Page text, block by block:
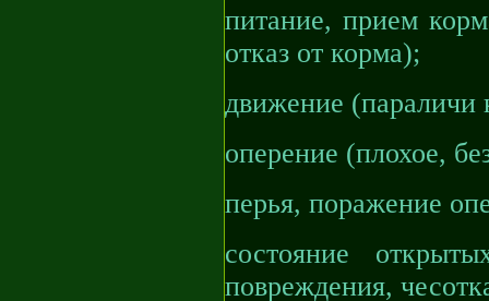
питание, прием
отказ от корма);
движение (параличи
оперение (плохое,
перья, поражение
состояние
повреждения,